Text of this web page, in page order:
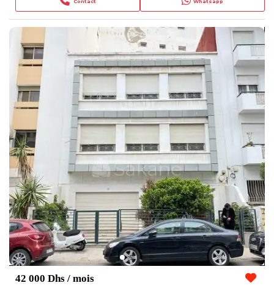
42 000 Dhs / mois